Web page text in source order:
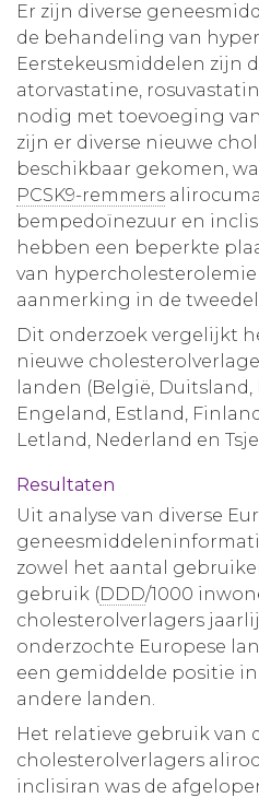
Er zijn diverse
de behandeling van
Eerstekeusmiddelen zijn
atorvastatine,
nodig met toevoeging
zijn er diverse nieuwe
beschikbaar gekomen,
PCSK9-remmers
bempedoïnezuur en
hebben een beperkte
van
aanmerking in de
Dit onderzoek vergelijkt
nieuwe
landen (België,
Engeland, Estland,
Letland, Nederland en
Resultaten
Uit analyse van diverse
zowel het aantal
gebruik (DDD/1000
cholesterolverlagers
onderzochte Europese
een gemiddelde positie
andere landen.
Het relatieve gebruik van
cholesterolverlagers
inclisiran was de